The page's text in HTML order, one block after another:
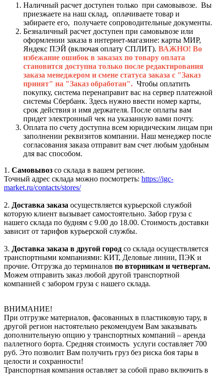
Наличный расчет доступен только при самовывозе. Вы
приезжаете на наш склад, оплачиваете товар и
забираете его, получаете сопроводительные документы.
Безналичный расчет доступен при самовывозе или
оформлении заказа в интернет-магазине: карты МИР,
Яндекс ПЭЙ (включая оплату СПЛИТ). ВАЖНО! Во
избежание ошибок в заказах по товару оплата
становится доступна только после редактирования
заказа менеджером и смене статуса заказа с "Заказ
принят" на "Заказ обработан". Чтобы оплатить
покупку, система перенаправит вас на сервер платежной
системы Сбербанк. Здесь нужно ввести номер карты,
срок действия и имя держателя. После оплаты вам
придет электронный чек на указанную вами почту.
Оплата по счету доступна всем юридическим лицам при
заполнении реквизитов компании. Наш менеджер после
согласования заказа отправит вам счет любым удобным
для вас способом.
1. Самовывоз со склада в вашем регионе.
Точный адрес склада можно посмотреть: https://igc-
market.ru/contacts/stores/
2. Доставка заказа осуществляется курьерской службой
которую клиент вызывает самостоятельно. Забор груза с
нашего склада по будням с 9.00 до 18.00. Стоимость доставки
зависит от тарифов курьерской службы.
3. Доставка заказа в другой город со склада осуществляется
транспортными компаниями: КИТ, Деловые линии, ПЭК и
прочие. Отгрузка до терминалов по вторникам и четвергам.
Можем отправить заказ любой другой транспортной
компанией с забором груза с нашего склада.
ВНИМАНИЕ!
При отгрузке материалов, фасованных в пластиковую тару, в
другой регион настоятельно рекомендуем Вам заказывать
дополнительную опцию у транспортных компаний – аренда
паллетного борта. Средняя стоимость услуги составляет 700
руб. Это позволит Вам получить груз без риска боя тары в
целости и сохранности!
Транспортная компания оставляет за собой право включить в